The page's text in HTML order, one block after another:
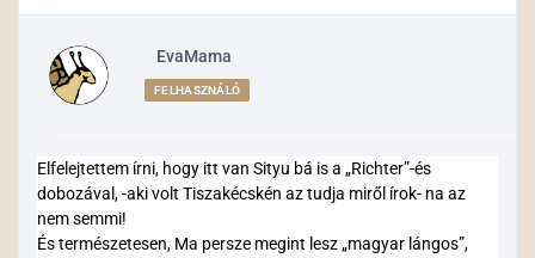
EvaMama
FELHASZNÁLÓ
Elfelejtettem írni, hogy itt van Sityu bá is a „Richter”-és
dobozával, -aki volt Tiszakécskén az tudja miről írok- na az
nem semmi!
És természetesen, Ma persze megint lesz „magyar lángos”,